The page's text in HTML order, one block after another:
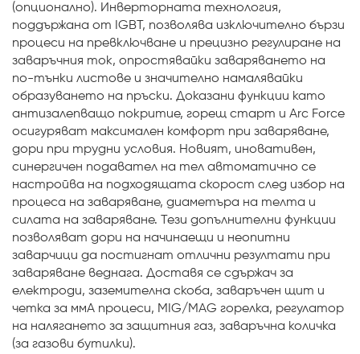
(опционално). Инверторната технология,
поддържана от IGBT, позволява изключително бързи
процеси на превключване и прецизно регулиране на
заваръчния ток, опростявайки заваряването на
по-тънки листове и значително намалявайки
образуването на пръски. Доказани функции като
антизалепващо покритие, горещ старт и Arc Force
осигуряват максимален комфорт при заваряване,
дори при трудни условия. Новият, иновативен,
синергичен подавател на тел автоматично се
настройва на подходящата скорост след избор на
процеса на заваряване, диаметъра на телта и
силата на заваряване. Тези допълнителни функции
позволяват дори на начинаещи и неопитни
заварчици да постигнат отлични резултати при
заваряване веднага. Доставя се сдържач за
електроди, заземителна скоба, заваръчен щит и
четка за ммA процеси, MIG/MAG горелка, регулатор
на налягането за защитния газ, заваръчна количка
(за газови бутилки).